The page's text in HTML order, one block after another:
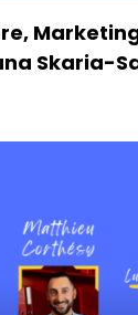
Skaria-